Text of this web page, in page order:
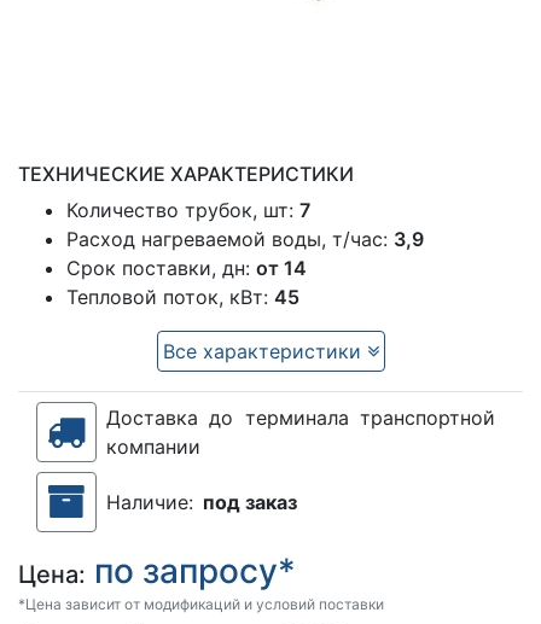
ТЕХНИЧЕСКИЕ ХАРАКТЕРИСТИКИ
Количество трубок, шт: 7
Расход нагреваемой воды, т/час: 3,9
Срок поставки, дн: от 14
Тепловой поток, кВт: 45
Все характеристики
Доставка до терминала транспортной
компании
Наличие: под заказ
Цена: по запросу*
*Цена зависит от модификаций и условий поставки